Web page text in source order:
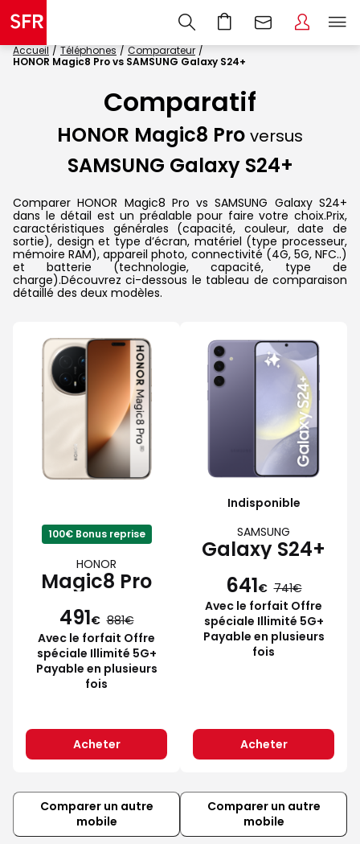
Accueil Téléphones
Comparateur
HONOR Magic8 Pro vs SAMSUNG Galaxy S24+
Comparatif
HONOR Magic8 Pro versus
SAMSUNG Galaxy S24+
Comparer HONOR Magic8 Pro vs SAMSUNG Galaxy S24+
dans le détail est un préalable pour faire votre choix.Prix,
caractéristiques générales (capacité, couleur, date de
sortie), design et type d’écran, matériel (type processeur,
mémoire RAM), appareil photo, connectivité (4G, 5G, NFC..)
et batterie (technologie, capacité, type de
charge).Découvrez ci-dessous le tableau de comparaison
détaillé des deux modèles.
100€ Bonus reprise
HONOR
Magic8 Pro
491€ 881
Avec le forfait Offre
spéciale Illimité 5G+
Payable en plusieurs
fois
Acheter
Indisponible
SAMSUNG
Galaxy S24+
641€ 741
Avec le forfait Offre
spéciale Illimité 5G+
Payable en plusieurs
fois
Acheter
Comparer un autre
mobile
Comparer un autre
mobile